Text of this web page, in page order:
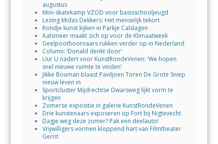
augustus
Mini-skatekamp VZOD voor basisschooljeugd
Lezing Midas Dekkers: Het menselijk tekort
Rondje kunst kijken in Parkje Calslagen
Aalsmeer maakt zich op voor de Klimaatweek
Geelpoothoornaars rukken verder op in Nederland
Column: ‘Donald denkt door’
Uur U nadert voor KunstRondeVenen: ‘We hopen
snel nieuwe ruimte te vinden’
Jikke Bouman blaast Paviljoen Toren De Grote Sniep
nieuw leven in
Sportcluster Mijdrechtse Dwarsweg lijkt vorm te
krijgen
Zomerse expositie in galerie KunstRondeVenen
Drie kunstenaars exposeren op Fort bij Nigtevecht
Dagje weg deze zomer? Pak een deelauto!
Vrijwilligers vormen kloppend hart van Filmtheater
Gerrit